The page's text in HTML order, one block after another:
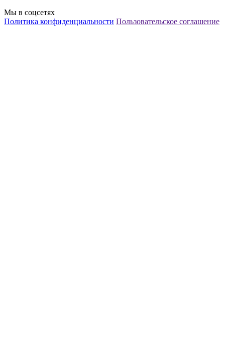
Мы в соцсетях
Политика конфиденциальности Пользовательское соглашение